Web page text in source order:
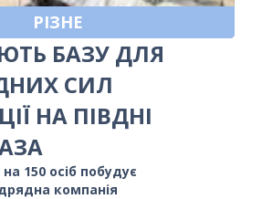
РІЗНЕ
БАЗУ ДЛЯ
СИЛ
НА ПІВДНІ
150 осіб побудує
компанія